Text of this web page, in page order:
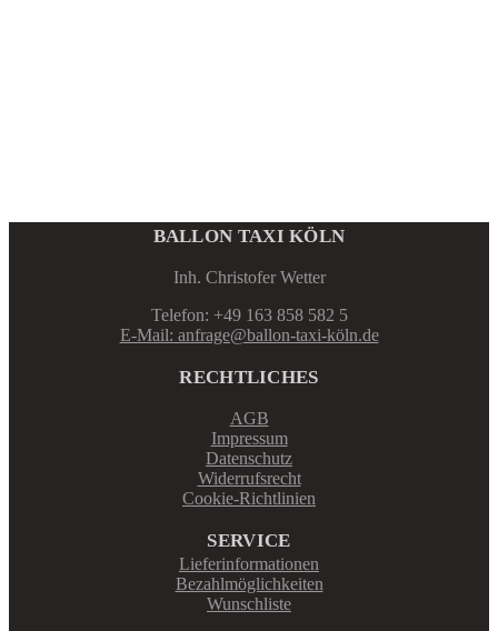
BALLON TAXI KÖLN
Inh. Christofer Wetter
Telefon: +49 163 858 582 5
E-Mail: anfrage@ballon-taxi-köln.de
RECHTLICHES
AGB
Impressum
Datenschutz
Widerrufsrecht
Cookie-Richtlinien
SERVICE
Lieferinformationen
Bezahlmöglichkeiten
Wunschliste